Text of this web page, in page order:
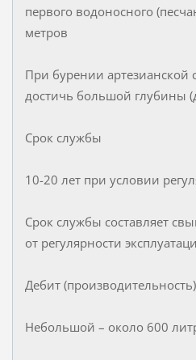
первого водоносного
метров
При бурении
достичь большой глубины
Срок службы
10-20 лет при условии
Срок службы составляет
от регулярности
Дебит
Небольшой – около 600